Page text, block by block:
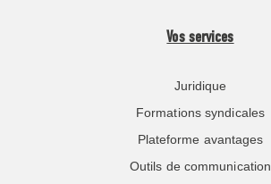
Vos services
Juridique
Formations syndicales
Plateforme avantages
Outils de communication